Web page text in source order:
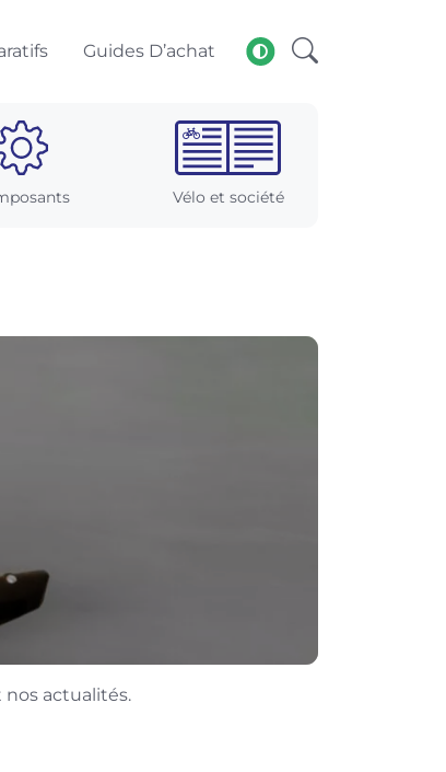
Guides D’achat
Vélo et société
nos actualités.